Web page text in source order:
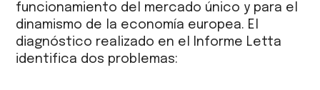
funcionamiento del mercado único y para el
dinamismo de la economía europea. El
diagnóstico realizado en el Informe Letta
identifica dos problemas: